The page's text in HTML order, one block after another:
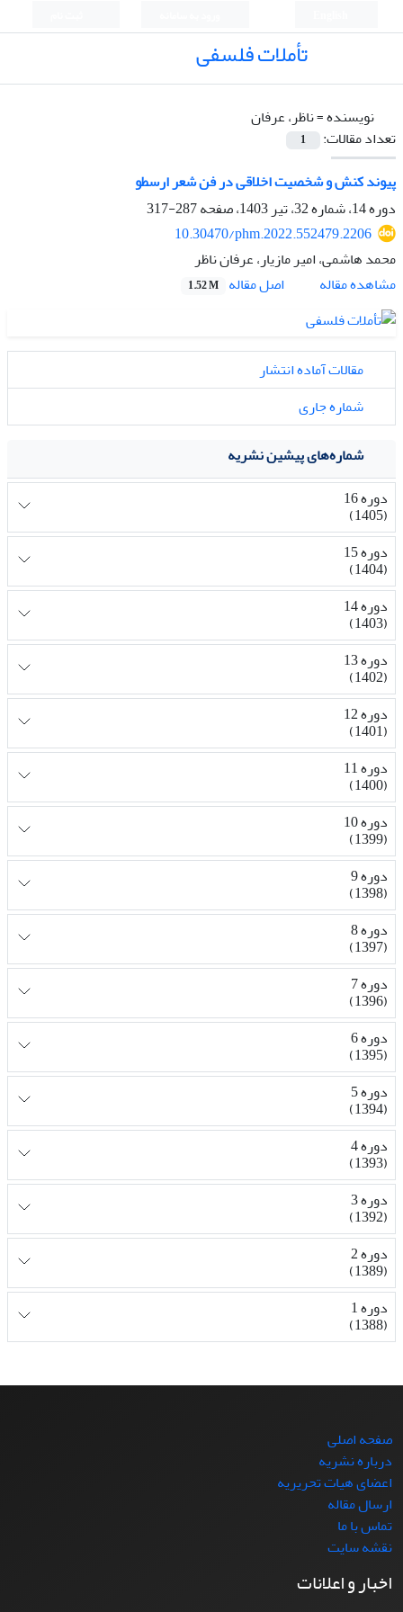
تأملات فلسفی
نویسنده =ناظر، عرفان
تعداد مقالات:
1
پیوند کنش و شخصیت اخلاقی در فن شعر ارسطو
دوره 14، شماره 32، تیر 1403، صفحه
287-317
10.30470/phm.2022.552479.2206
محمد هاشمی، امیر مازیار، عرفان ناظر
مشاهده مقاله
اصل مقاله 1.52 M
مقالات آماده انتشار
شماره جاری
شماره‌های پیشین نشریه
دوره 16
(1405)
دوره 15
(1404)
دوره 14
(1403)
دوره 13
(1402)
دوره 12
(1401)
دوره 11
(1400)
دوره 10
(1399)
دوره 9
(1398)
دوره 8
(1397)
دوره 7
(1396)
دوره 6
(1395)
دوره 5
(1394)
دوره 4
(1393)
دوره 3
(1392)
دوره 2
(1389)
دوره 1
(1388)
صفحه اصلی
درباره نشریه
اعضای هیات تحریریه
ارسال مقاله
تماس با ما
نقشه سایت
اخبار و اعلانات